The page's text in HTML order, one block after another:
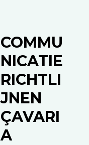
COMMU
NICATIE
RICHTLI
JNEN
ÇAVARI
A